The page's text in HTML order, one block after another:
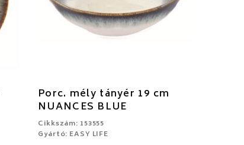
Porc. mély tányér 19 cm
NUANCES BLUE
Cikkszám: 153555
Gyártó: EASY LIFE